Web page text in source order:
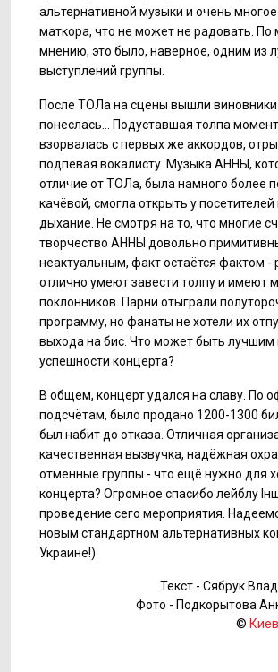
альтернативной музыки и очень многое
маткора, что не может не радовать. По
мнению, это было, наверное, одним из
выступлений группы.
После ТОЛа на сцены вышли виновники
понеслась... Подуставшая толпа
взорвалась с первых же аккордов,
подпевая вокалисту. Музыка АННЫ,
отличие от ТОЛа, была намного более
качёвой, смогла открыть у посетителей
дыхание. Не смотря на то, что многие
творчество АННЫ довольно
неактуальным, факт остаётся фактом -
отлично умеют завести толпу и имеют
поклонников. Парни отыграли
программу, но фанаты не хотели их
выхода на бис. Что может быть лучшим
успешности концерта?
В общем, концерт удался на славу. По
подсчётам, было продано 1200-1300
был набит до отказа. Отличная
качественная вызвучка, надёжная
отменные группы - что ещё нужно для
концерта? Огромное спасибо лейблу
проведение сего мероприятия.
новым стандартном альтернативных
Украине!)
Текст - Сябрук
Фото - Подкорытова
©